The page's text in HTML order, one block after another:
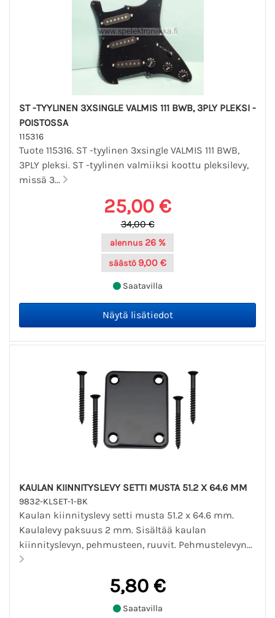
ST -TYYLINEN 3XSINGLE VALMIS 111 BWB, 3PLY PLEKSI -
POISTOSSA
115316
Tuote 115316. ST -tyylinen 3xsingle VALMIS 111 BWB,
3PLY pleksi. ST -tyylinen valmiiksi koottu pleksilevy,
missä 3...
25,00 €
34,00 €
alennus 26 %
säästö 9,00 €
Saatavilla
KAULAN KIINNITYSLEVY SETTI MUSTA 51.2 X 64.6 MM
9832-KLSET-1-BK
Kaulan kiinnityslevy setti musta 51.2 x 64.6 mm.
Kaulalevy paksuus 2 mm. Sisältää kaulan
kiinnityslevyn, pehmusteen, ruuvit. Pehmustelevyn...
5,80 €
Saatavilla